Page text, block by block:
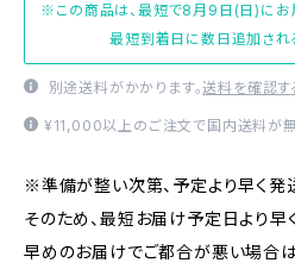
※この商品は、最短で8月9日(日)にお
最短到着日に数日追加され
別途送料がかかります。送料を確認す
¥11,000以上のご注文で国内送料が無
※準備が整い次第、予定より早く発
そのため、最短お届け予定日より早
早めのお届けでご都合が悪い場合